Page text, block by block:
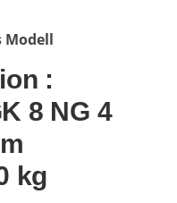
Modell
:
8 NG 4
kg